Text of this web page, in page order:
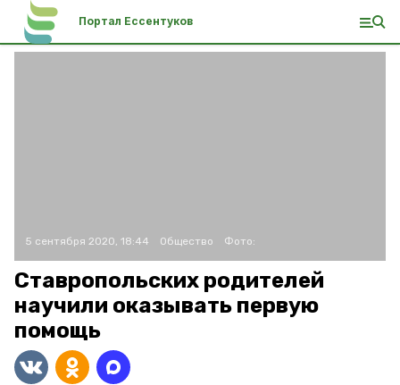
Портал Ессентуков
5 сентября 2020, 18:44 Общество Фото:
Ставропольских родителей
научили оказывать первую
помощь